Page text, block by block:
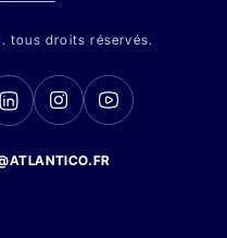
tous droits réservés.